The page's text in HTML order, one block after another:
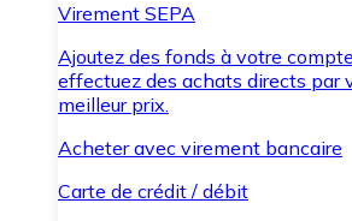
Virement SEPA
Ajoutez des fonds à votre
effectuez des achats directs par
meilleur prix.
Acheter avec virement bancaire
Carte de crédit / débit